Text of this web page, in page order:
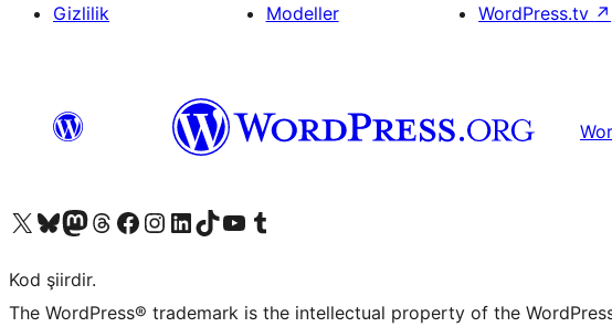
Gizlilik
Modeller
WordPress.tv ↗
X (eski Twitter) hesabımıza bakın
Bluesky hesabımızı ziyaret edinMastodon hesabımızı ziyaret edinThreads hesabımızı ziyaret edinFacebook sayfamızı ziyaret edinInstagram hesabımızı ziyaret edinLinkedIn hesabımızı ziyaret edinTikTok hesabımızı ziyaret edinYouTube kanalımızı ziyaret edinTumblr hesabımızı ziyaret edin
Kod şiirdir.
The WordPress® trademark is the intellectual property of the